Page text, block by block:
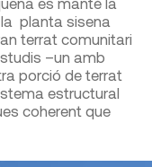
planta sisena
terrat comunitari
–un amb
porció de terrat
estructural
coherent que